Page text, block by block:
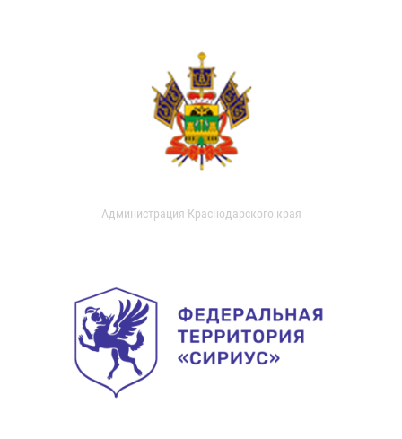
Администрация Краснодарского края